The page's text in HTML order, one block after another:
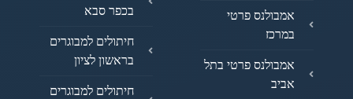
אמבולנס פרטי
במרכז
אמבולנס פרטי בתל
אביב
בכפר סבא
חיתולים למבוגרים
בראשון לציון
חיתולים למבוגרים